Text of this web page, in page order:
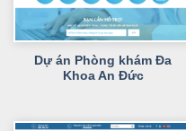
Dự án Phòng khám Đa
Khoa An Đức